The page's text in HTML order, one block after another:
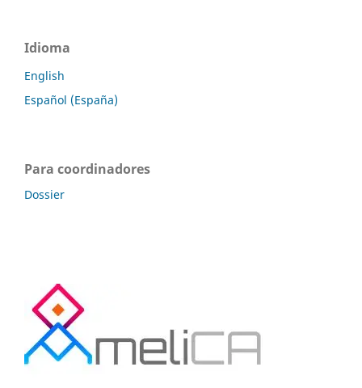
Idioma
English
Español (España)
Para coordinadores
Dossier